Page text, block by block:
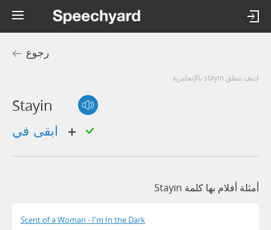
رجوع
كيف تنطق stayin بالإنجليزية
Stayin
أمثلة أفلام بها كلمة Stayin
Scent of a Woman - I'm In the Dark